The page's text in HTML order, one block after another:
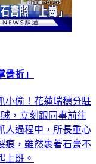
折」
小偷！花蓮瑞穗分駐
，立刻跟同事前往
人過程中，所長重心
痕，雖然裹著石膏不
上班。